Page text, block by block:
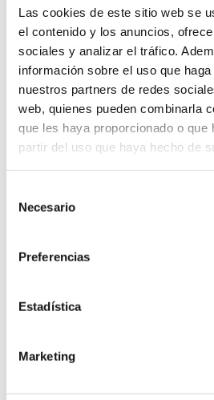
Las cookies de este sitio web se
el contenido y los anuncios,
sociales y analizar el tráfico.
información sobre el uso que
nuestros partners de redes
web, quienes pueden combinarla
que les haya proporcionado o que
partir del uso que haya hecho de
Necesario
Preferencias
Estadística
Marketing
6 Mar,2026 La Purísima
Cita previa
LEER MÁS